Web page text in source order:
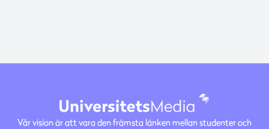
Vår vision är att vara den främsta länken mellan studenter och